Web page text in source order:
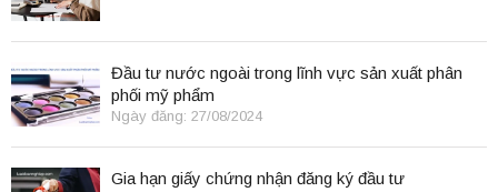
Đầu tư nước ngoài trong lĩnh vực sản xuất phân
phối mỹ phẩm
Ngày đăng: 27/08/2024
Gia hạn giấy chứng nhận đăng ký đầu tư